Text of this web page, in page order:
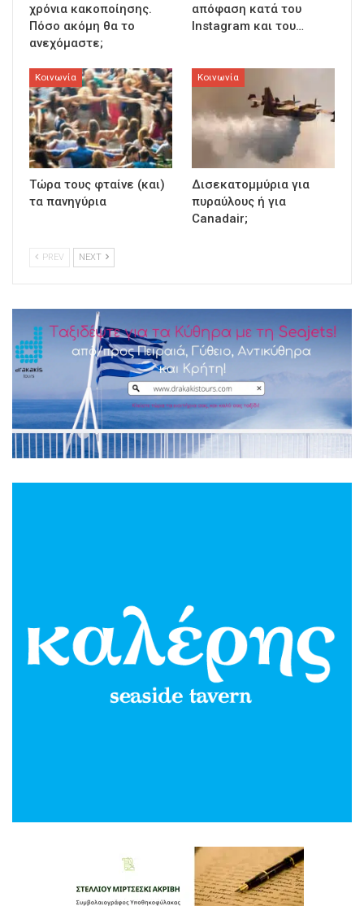
χρόνια κακοποίησης.
Πόσο ακόμη θα το
ανεχόμαστε;
απόφαση κατά του
Instagram και του…
Κοινωνία
Τώρα τους φταίνε (και)
τα πανηγύρια
Κοινωνία
Δισεκατομμύρια για
πυραύλους ή για
Canadair;
PREV NEXT